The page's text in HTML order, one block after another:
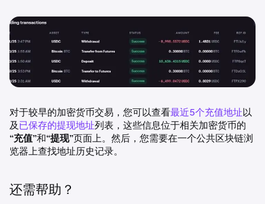
对于较早的加密货币交易，您可以查看最近5个充值地址以
及已保存的提现地址列表，这些信息位于相关加密货币的
“充值”和“提现”页面上。然后，您需要在一个公共区块链浏
览器上查找地址历史记录。
还需帮助？